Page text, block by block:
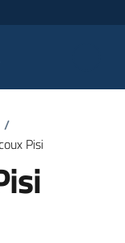
/
Pisi